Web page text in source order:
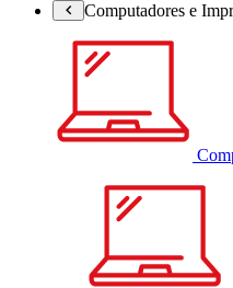
Computadores e